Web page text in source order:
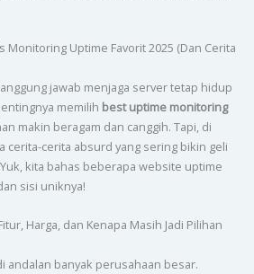
Monitoring Uptime Favorit 2025 (Dan Cerita
jawab menjaga server tetap hidup
memilih best uptime monitoring
makin beragam dan canggih. Tapi, di
cerita-cerita absurd yang sering bikin geli
kita bahas beberapa website uptime
sisi uniknya!
Harga, dan Kenapa Masih Jadi Pilihan
andalan banyak perusahaan besar.